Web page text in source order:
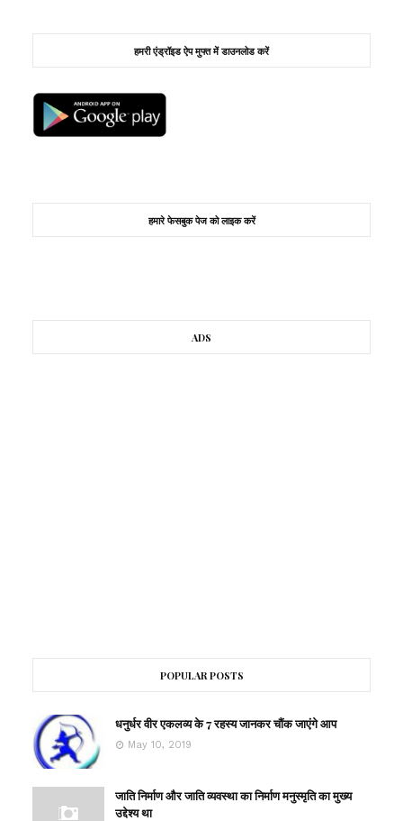
हमरी एंड्रॉइड ऐप मुफ्त में डाउनलोड करें
हमारे फेसबुक पेज को लाइक करें
ADS
POPULAR POSTS
धनुर्धर वीर एकलव्य के 7 रहस्य जानकर चौंक जाएंगे आप
May 10, 2019
जाति निर्माण और जाति व्यवस्था का निर्माण मनुस्मृति का मुख्य
उद्देश्य था